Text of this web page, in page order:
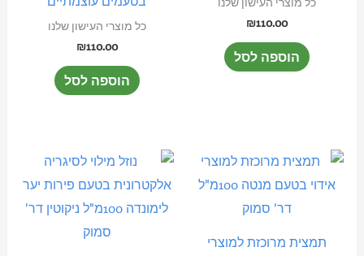
₪110.00
הוספה לסל
כל מוצרי העישון שלנו
₪110.00
הוספה לסל
תמצית מרוכזת למוצרי